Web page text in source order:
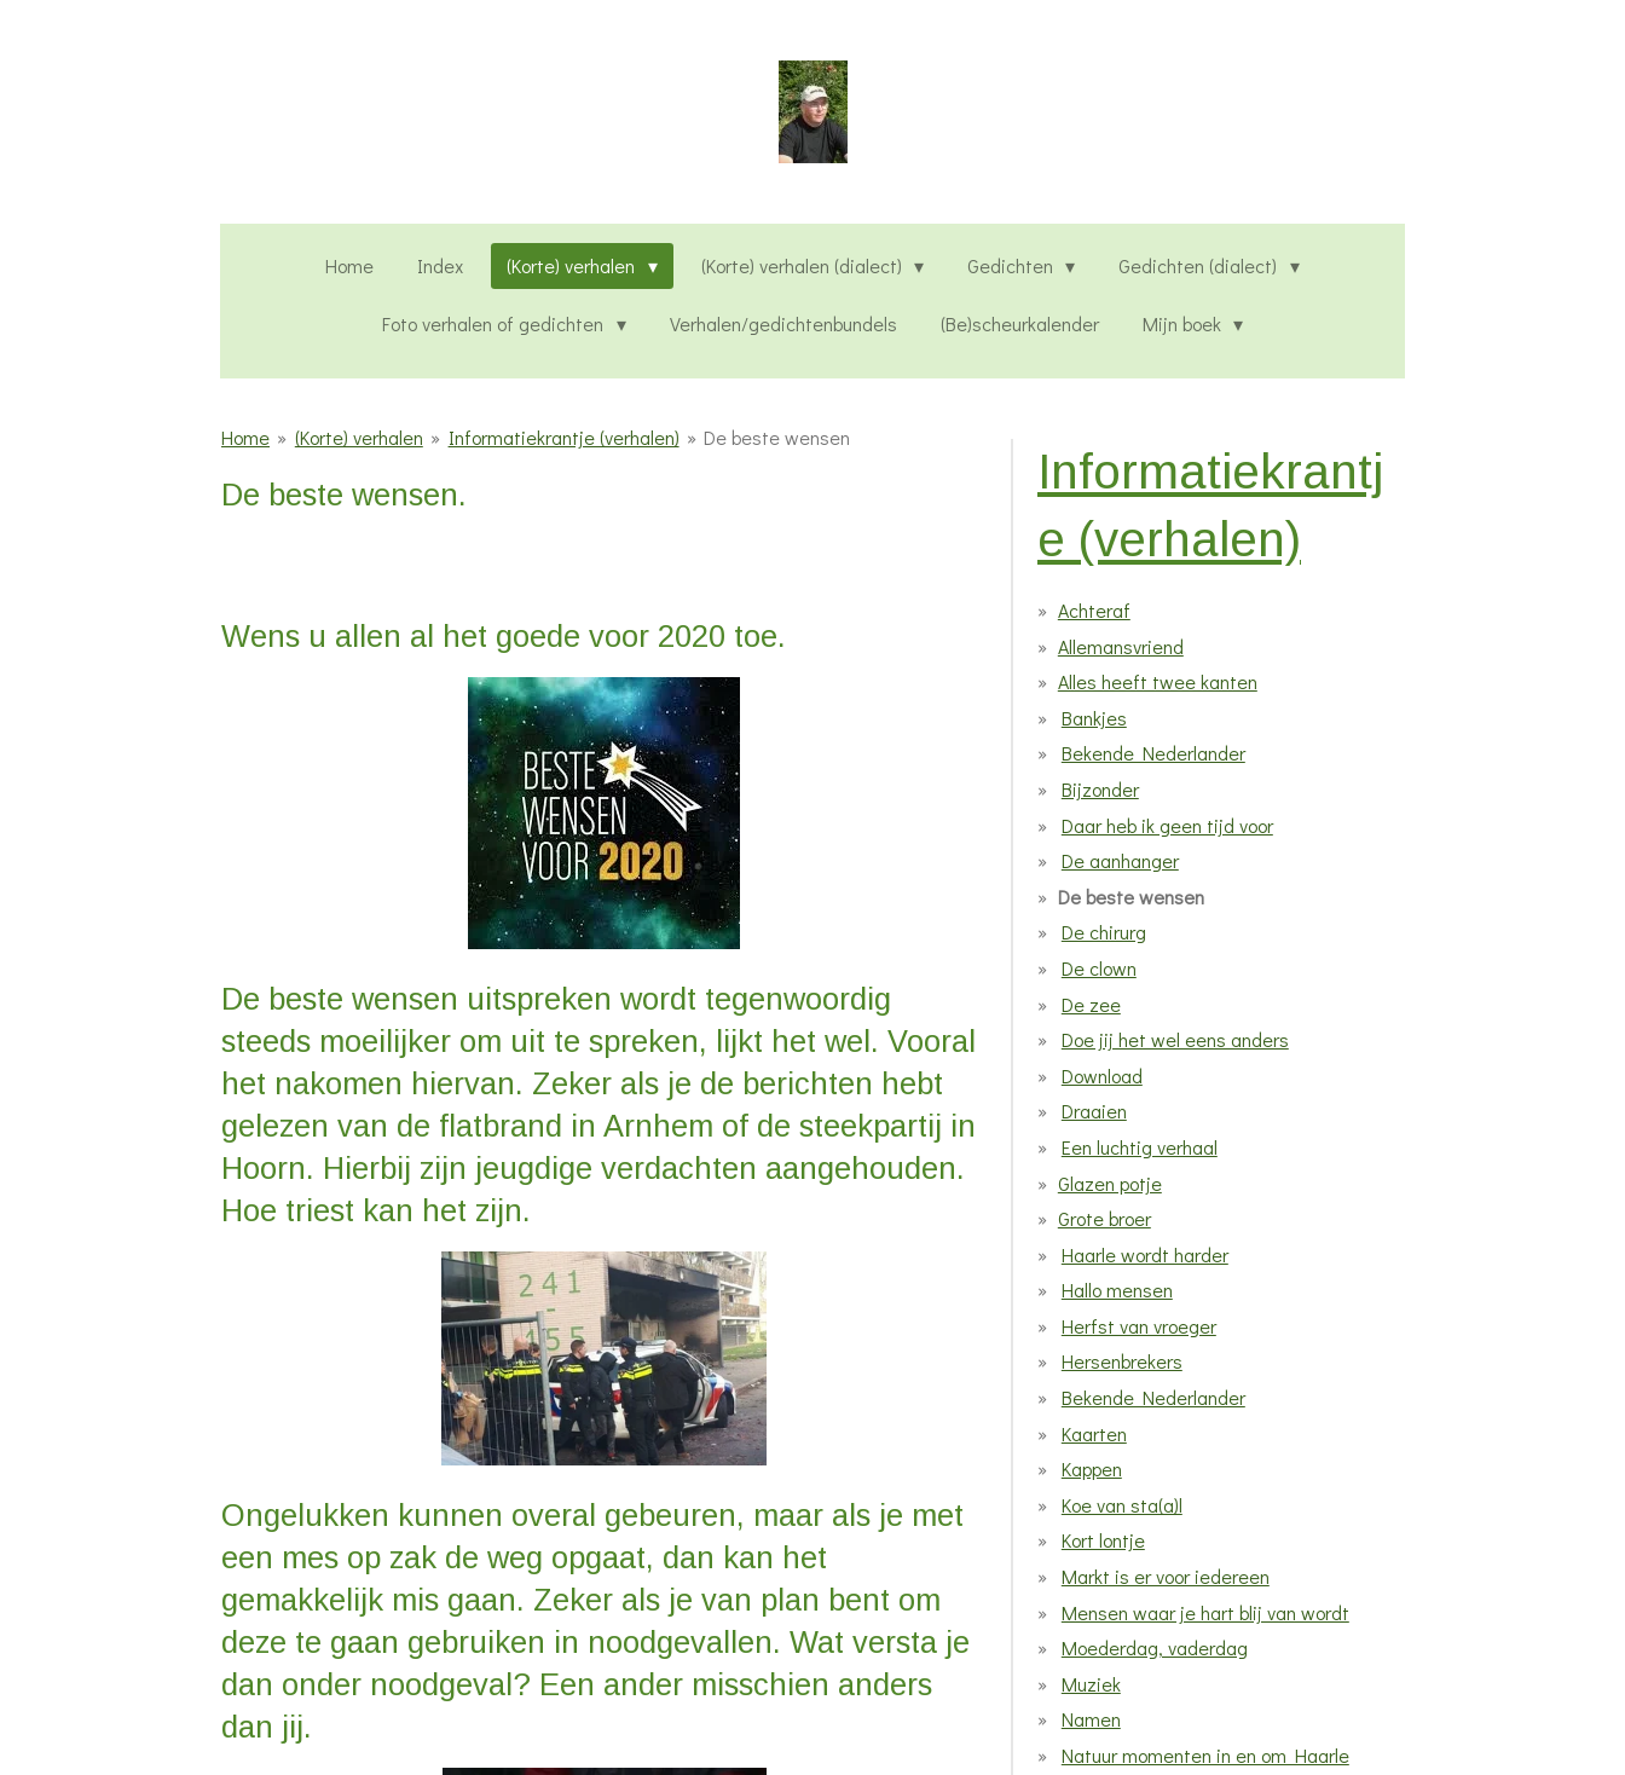
Home Index (Korte) verhalen (Korte) verhalen (dialect) Gedichten Gedichten (dialect)
Foto verhalen of gedichten Verhalen/gedichtenbundels (Be)scheurkalender Mijn boek
Home » (Korte) verhalen » Informatiekrantje (verhalen) » De beste wensen
De beste wensen.
Wens u allen al het goede voor 2020 toe.
De beste wensen uitspreken wordt tegenwoordig
steeds moeilijker om uit te spreken, lijkt het wel. Vooral
het nakomen hiervan. Zeker als je de berichten hebt
gelezen van de flatbrand in Arnhem of de steekpartij in
Hoorn. Hierbij zijn jeugdige verdachten aangehouden.
Hoe triest kan het zijn.
Ongelukken kunnen overal gebeuren, maar als je met
een mes op zak de weg opgaat, dan kan het
gemakkelijk mis gaan. Zeker als je van plan bent om
deze te gaan gebruiken in noodgevallen. Wat versta je
dan onder noodgeval? Een ander misschien anders
dan jij.
Informatiekrantj
e (verhalen)
Achteraf
Allemansvriend
Alles heeft twee kanten
Bankjes
Bekende Nederlander
Bijzonder
Daar heb ik geen tijd voor
De aanhanger
De beste wensen
De chirurg
De clown
De zee
Doe jij het wel eens anders
Download
Draaien
Een luchtig verhaal
Glazen potje
Grote broer
Haarle wordt harder
Hallo mensen
Herfst van vroeger
Hersenbrekers
Bekende Nederlander
Kaarten
Kappen
Koe van sta(a)l
Kort lontje
Markt is er voor iedereen
Mensen waar je hart blij van wordt
Moederdag, vaderdag
Muziek
Namen
Natuur momenten in en om Haarle